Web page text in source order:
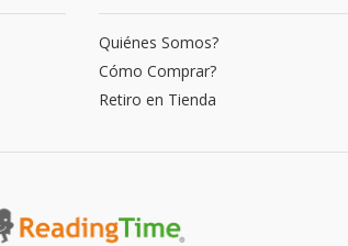
Quiénes Somos?
Cómo Comprar?
Retiro en Tienda